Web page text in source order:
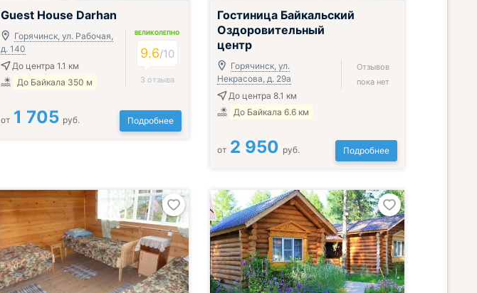
Guest House Darhan
Горячинск, ул. Рабочая,
д. 140
До центра 1.1 км
До Байкала 350 м
ВЕЛИКОЛЕПНО
9.6/10
3 отзыва
от 1 705 руб. Подробнее
Гостиница Байкальский
Оздоровительный
центр
Горячинск, ул.
Некрасова, д. 29а
До центра 8.1 км
До Байкала 6.6 км
Отзывов
пока нет
от 2 950 руб. Подробнее